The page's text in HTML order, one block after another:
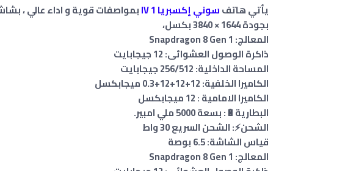
يأتي هاتفسوني إكسبريا 1 IV
بجودة 1644 × 3840 بكسل،
المعالج: Snapdragon 8 Gen 1
ذاكرة الوصول العشوائى: 12 جيجابايت
المساحة الداخلية: 256/512 جيجابايت
الكاميرا الخلفية: 12+12+12+0.3 ميجابكسل
الكاميرا الامامية : 12 ميجابكسل
البطارية🔋: بسعة 5000 ملي امبير.
الشحن⚡: الشحن السريع 30 واط
قياس الشاشة: 6.5 بوصة
المعالج: Snapdragon 8 Gen 1